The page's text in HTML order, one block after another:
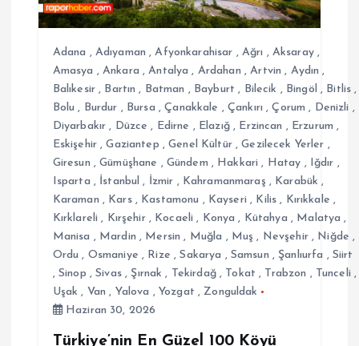
e
Adana , Adıyaman ,Afyonkarahisar , Ağrı , Aksaray,
Amasya ,Ankara ,Antalya , Ardahan ,Artvin , Aydın ,
Balıkesir , Bartın , Batman , Bayburt , Bilecik , Bingöl , Bitlis ,
Bolu , Burdur , Bursa ,Çanakkale , Çankırı ,Çorum , Denizli ,
Diyarbakır , Düzce , Edirne , Elazığ, Erzincan , Erzurum ,
Eskişehir ,Gaziantep ,Genel Kültür,Gezilecek Yerler ,
Giresun ,Gümüşhane , Gündem , Hakkari , Hatay , Iğdır ,
Isparta , İstanbul , İzmir , Kahramanmaraş , Karabük ,
Karaman , Kars, Kastamonu , Kayseri , Kilis , Kırıkkale ,
Kırklareli , Kırşehir, Kocaeli , Konya , Kütahya , Malatya ,
Manisa , Mardin , Mersin , Muğla , Muş , Nevşehir, Niğde ,
Ordu , Osmaniye , Rize ,Sakarya , Samsun , Şanlıurfa , Siirt
,Sinop ,Sivas, Şırnak , Tekirdağ, Tokat , Trabzon , Tunceli ,
Uşak , Van , Yalova , Yozgat ,Zonguldak
Haziran 30, 2026
Türkiye’nin En Güzel 100 Köyü